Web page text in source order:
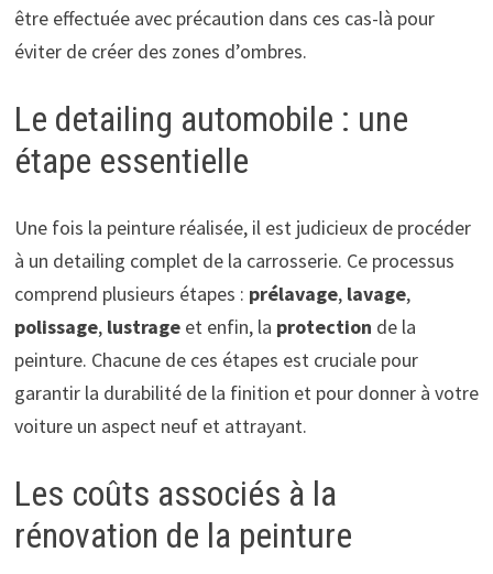
être effectuée avec précaution dans ces cas-là pour
éviter de créer des zones d’ombres.
Le detailing automobile : une
étape essentielle
Une fois la peinture réalisée, il est judicieux de procéder
à un detailing complet de la carrosserie. Ce processus
comprend plusieurs étapes : prélavage, lavage,
polissage, lustrageet enfin, la protection de la
peinture. Chacune de ces étapes est cruciale pour
garantir la durabilité de la finition et pour donner à votre
voiture un aspect neuf et attrayant.
Les coûts associés à la
rénovation de la peinture